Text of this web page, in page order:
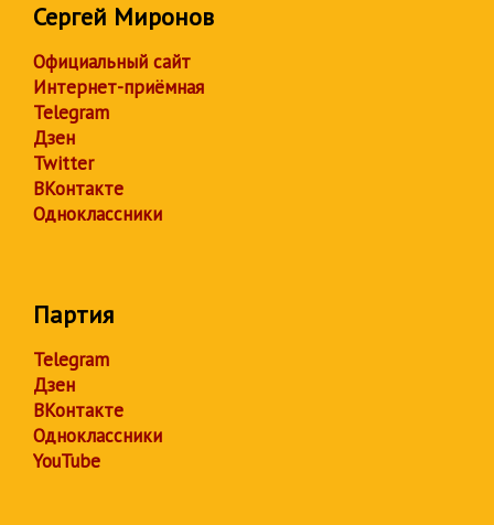
Сергей Миронов
Официальный сайт
Интернет-приёмная
Telegram
Дзен
Twitter
ВКонтакте
Одноклассники
Партия
Telegram
Дзен
ВКонтакте
Одноклассники
YouTube